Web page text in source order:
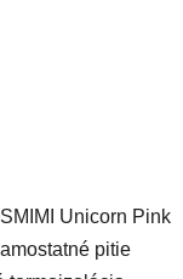
Unicorn Pink
pitie